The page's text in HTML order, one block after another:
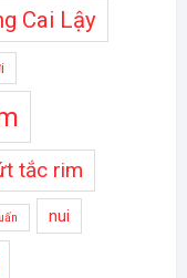
Cai Lậy
tắc rim
nui